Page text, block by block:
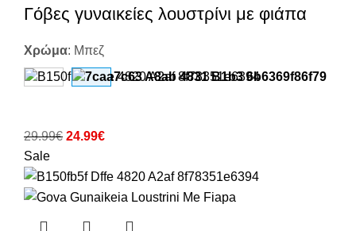
Γόβες γυναικείες λουστρίνι με φιάπα
Χρώμα: Μπεζ
29.99€ 24.99€
Sale